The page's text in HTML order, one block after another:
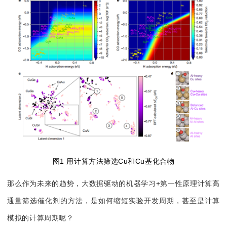
图1 用计算方法筛选Cu和Cu基化合物
那么作为未来的趋势，大数据驱动的机器学习+第一性原理计算高
通量筛选催化剂的方法，是如何缩短实验开发周期，甚至是计算
模拟的计算周期呢？